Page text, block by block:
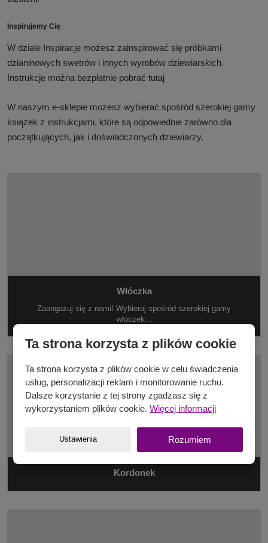
Inspirujemy Cię
W dziale Inspiracje możesz zainspirować się próbkami
dzianinowych swetrów i innych wyrobów dziewiarskich.
Instrukcje można bezpłatnie pobrać tutaj
W naszym e-sklepie możesz wybierać spośród szerokiej gamy
książek z instrukcjami, które są odpowiednie zarówno dla
początkujących, jak i doświadczonych dziewiarzy.
Włóczka
Zaangażuj się z nami! Wybieraj spośród szerokiej gamy
włóczek...
Kordonek
Ta strona korzysta z plików cookie
Ta strona korzysta z plików cookie w celu świadczenia
usług, personalizacji reklam i monitorowanie ruchu.
Dalsze korzystanie z tej strony zgadzasz się z
wykorzystaniem plików cookie.Więcej informacji
Ustawienia Rozumiem